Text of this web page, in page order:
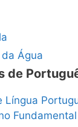
Água
de
Língua
Fundamental